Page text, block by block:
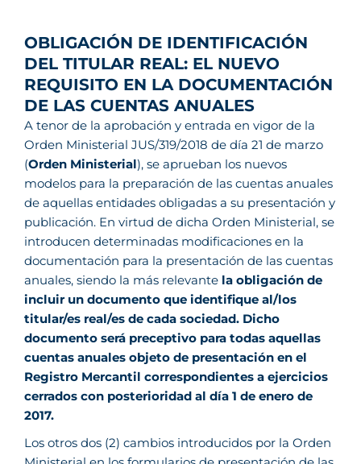
OBLIGACIÓN DE IDENTIFICACIÓN
DEL TITULAR REAL: EL NUEVO
REQUISITO EN LA DOCUMENTACIÓN
DE LAS CUENTAS ANUALES
A tenor de la aprobación y entrada en vigor de la
Orden Ministerial JUS/319/2018 de día 21 de marzo
(Orden Ministerial), se aprueban los nuevos
modelos para la preparación de las cuentas anuales
de aquellas entidades obligadas a su presentación y
publicación. En virtud de dicha Orden Ministerial, se
introducen determinadas modificaciones en la
documentación para la presentación de las cuentas
anuales, siendo la más relevante la obligación de
incluir un documento que identifique al/los
titular/es real/es de cada sociedad. Dicho
documento será preceptivo para todas aquellas
cuentas anuales objeto de presentación en el
Registro Mercantil correspondientes a ejercicios
cerrados con posterioridad al día 1 de enero de
2017.
Los otros dos (2) cambios introducidos por la Orden